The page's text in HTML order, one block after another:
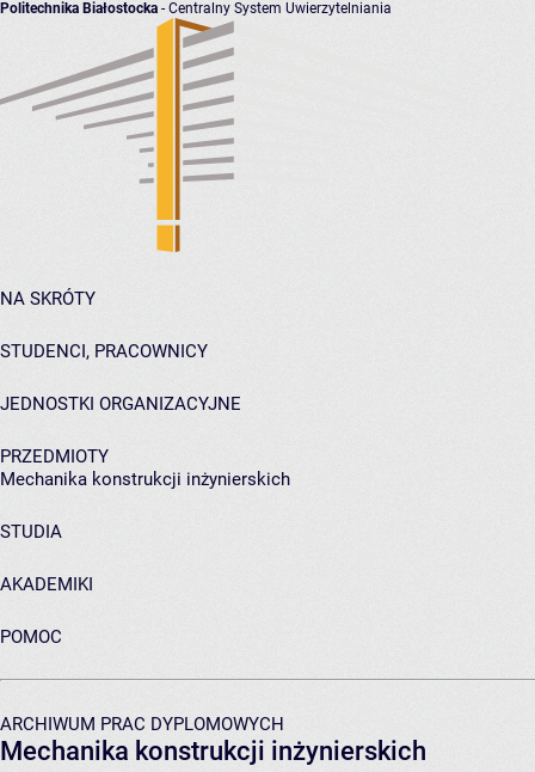
Politechnika Białostocka - Centralny System Uwierzytelniania
NA SKRÓTY
STUDENCI, PRACOWNICY
JEDNOSTKI ORGANIZACYJNE
PRZEDMIOTY
Mechanika konstrukcji inżynierskich
STUDIA
AKADEMIKI
POMOC
ARCHIWUM PRAC DYPLOMOWYCH
Mechanika konstrukcji inżynierskich